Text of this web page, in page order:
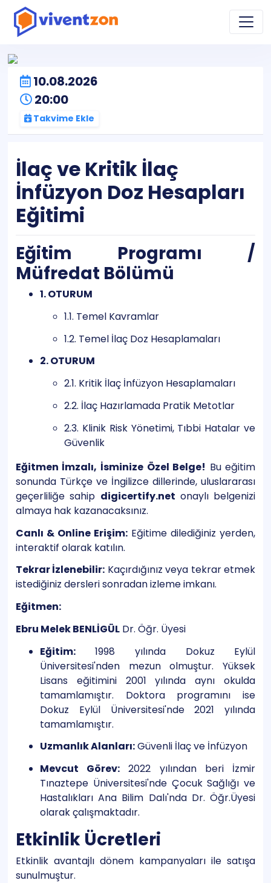
10.08.2026
20:00
Takvime Ekle
İlaç ve Kritik İlaç
İnfüzyon Doz Hesapları
Eğitimi
Eğitim Programı /
Müfredat Bölümü
1. OTURUM
1.1. Temel Kavramlar
1.2. Temel İlaç Doz Hesaplamaları
2. OTURUM
2.1. Kritik İlaç İnfüzyon Hesaplamaları
2.2. İlaç Hazırlamada Pratik Metotlar
2.3. Klinik Risk Yönetimi, Tıbbi Hatalar ve
Güvenlik
Eğitmen İmzalı, İsminize Özel Belge! Bu eğitim
sonunda Türkçe ve İngilizce dillerinde, uluslararası
geçerliliğe sahip digicertify.net onaylı belgenizi
almaya hak kazanacaksınız.
Canlı & Online Erişim: Eğitime dilediğiniz yerden,
interaktif olarak katılın.
Tekrar İzlenebilir: Kaçırdığınız veya tekrar etmek
istediğiniz dersleri sonradan izleme imkanı.
Eğitmen:
Ebru Melek BENLİGÜLDr. Öğr. Üyesi
Eğitim:1998 yılında Dokuz Eylül
Üniversitesi'nden mezun olmuştur. Yüksek
Lisans eğitimini 2001 yılında aynı okulda
tamamlamıştır. Doktora programını ise
Dokuz Eylül Üniversitesi'nde 2021 yılında
tamamlamıştır.
Uzmanlık Alanları:Güvenli İlaç ve İnfüzyon
Mevcut Görev:2022 yılından beri İzmir
Tınaztepe Üniversitesi'nde Çocuk Sağlığı ve
Hastalıkları Ana Bilim Dalı'nda Dr. Öğr.Üyesi
olarak çalışmaktadır.
Etkinlik Ücretleri
Etkinlik avantajlı dönem kampanyaları ile satışa
sunulmuştur.